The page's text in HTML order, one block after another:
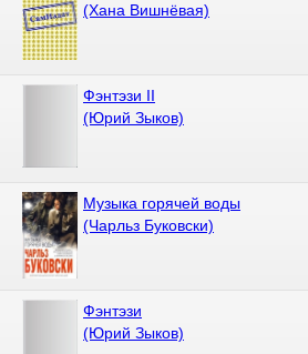
(Хана Вишнёвая)
Фэнтэзи II
(Юрий Зыков)
Музыка горячей воды
(Чарльз Буковски)
Фэнтэзи
(Юрий Зыков)